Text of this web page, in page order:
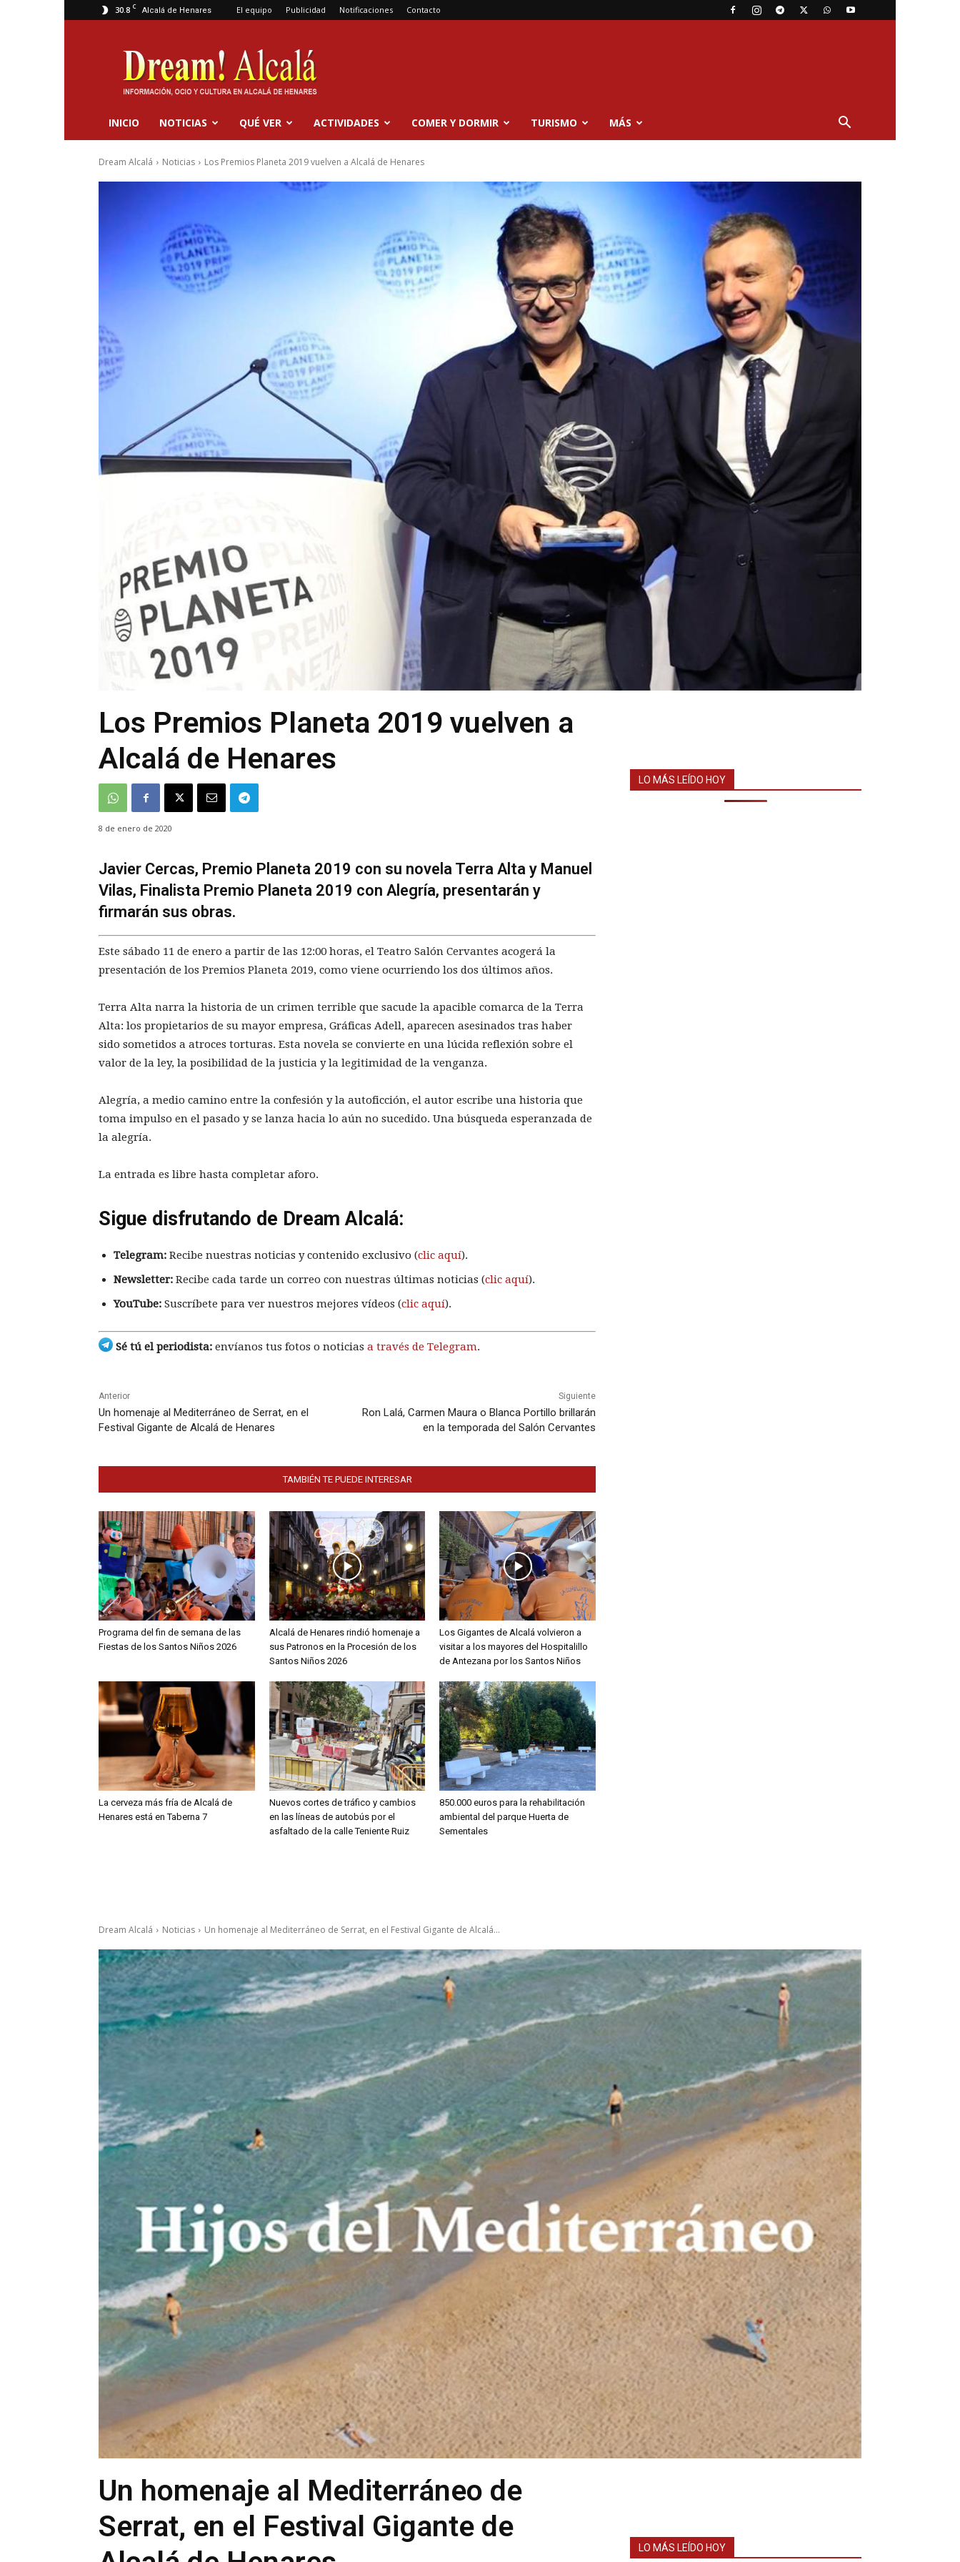
30.8 C Alcalá de Henares El equipo Publicidad Notificaciones Contacto
Dream
Alcalá
INICIO NOTICIAS QUÉ VER ACTIVIDADES COMER Y DORMIR TURISMO MÁS
Dream Alcalá Noticias Los Premios Planeta 2019 vuelven a Alcalá de Henares
Los Premios Planeta 2019 vuelven a
Alcalá de Henares
8 de enero de 2020
Javier Cercas, Premio Planeta 2019 con su novela Terra Alta y Manuel
Vilas, Finalista Premio Planeta 2019 con Alegría, presentarán y
firmarán sus obras.
Este sábado 11 de enero a partir de las 12:00 horas, el Teatro Salón Cervantes acogerá la
presentación de los Premios Planeta 2019, como viene ocurriendo los dos últimos años.
Terra Alta narra la historia de un crimen terrible que sacude la apacible comarca de la Terra
Alta: los propietarios de su mayor empresa, Gráficas Adell, aparecen asesinados tras haber
sido sometidos a atroces torturas. Esta novela se convierte en una lúcida reflexión sobre el
valor de la ley, la posibilidad de la justicia y la legitimidad de la venganza.
Alegría, a medio camino entre la confesión y la autoficción, el autor escribe una historia que
toma impulso en el pasado y se lanza hacia lo aún no sucedido. Una búsqueda esperanzada de
la alegría.
La entrada es libre hasta completar aforo.
Sigue disfrutando de Dream Alcalá:
Telegram: Recibe nuestras noticias y contenido exclusivo (clic aquí).
Newsletter: Recibe cada tarde un correo con nuestras últimas noticias (clic aquí).
YouTube: Suscríbete para ver nuestros mejores vídeos (clic aquí).
Sé tú el periodista: envíanos tus fotos o noticias a través de Telegram.
Anterior
Un homenaje al Mediterráneo de Serrat, en el
Festival Gigante de Alcalá de Henares
Siguiente
Ron Lalá, Carmen Maura o Blanca Portillo brillarán
en la temporada del Salón Cervantes
TAMBIÉN TE PUEDE INTERESAR
Programa del fin de semana de las
Fiestas de los Santos Niños 2026
Alcalá de Henares rindió homenaje a
sus Patronos en la Procesión de los
Santos Niños 2026
Los Gigantes de Alcalá volvieron a
visitar a los mayores del Hospitalillo
de Antezana por los Santos Niños
La cerveza más fría de Alcalá de
Henares está en Taberna 7
Nuevos cortes de tráfico y cambios
en las líneas de autobús por el
asfaltado de la calle Teniente Ruiz
850.000 euros para la rehabilitación
ambiental del parque Huerta de
Sementales
LO MÁS LEÍDO HOY